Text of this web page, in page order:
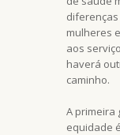
mulheres
aos
haverá
caminho.
A primeira
equidade